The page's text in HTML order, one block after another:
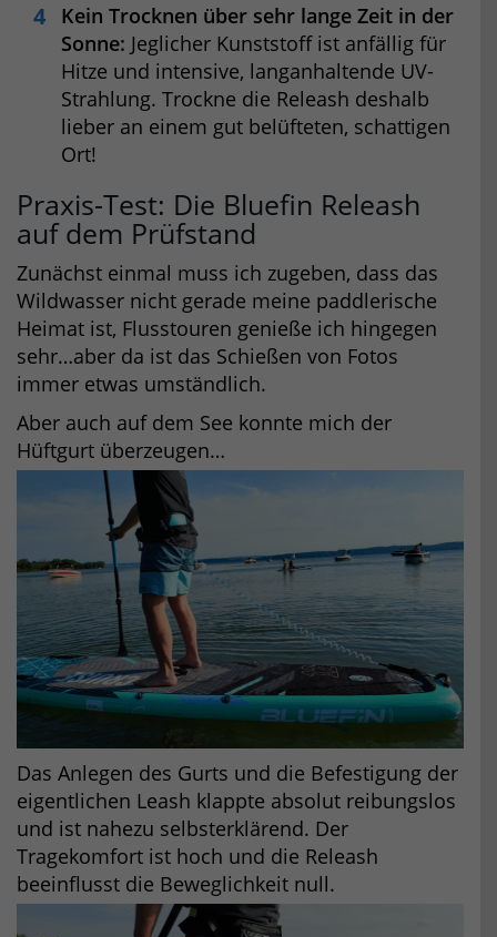
Kein Trocknen über sehr lange Zeit in der
Sonne: Jeglicher Kunststoff ist anfällig für
Hitze und intensive, langanhaltende UV-
Strahlung. Trockne die Releash deshalb
lieber an einem gut belüfteten, schattigen
Ort!
Praxis-Test: Die Bluefin Releash
auf dem Prüfstand
Zunächst einmal muss ich zugeben, dass das
Wildwasser nicht gerade meine paddlerische
Heimat ist, Flusstouren genieße ich hingegen
sehr…aber da ist das Schießen von Fotos
immer etwas umständlich.
Aber auch auf dem See konnte mich der
Hüftgurt überzeugen…
Das Anlegen des Gurts und die Befestigung der
eigentlichen Leash klappte absolut reibungslos
und ist nahezu selbsterklärend. Der
Tragekomfort ist hoch und die Releash
beeinflusst die Beweglichkeit null.